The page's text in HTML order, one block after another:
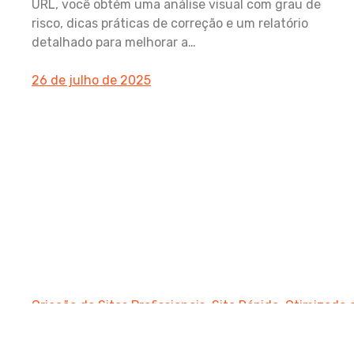
URL, você obtém uma análise visual com grau de
risco, dicas práticas de correção e um relatório
detalhado para melhorar a…
26 de julho de 2025
Criação de Sites Profissionais: Site Rápido, Otimizado